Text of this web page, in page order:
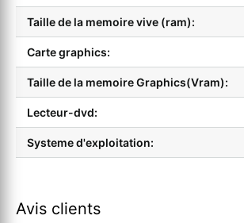
Taille de la memoire vive (ram):
Carte graphics:
Taille de la memoire Graphics(Vram):
Lecteur-dvd:
Systeme d'exploitation:
Avis clients